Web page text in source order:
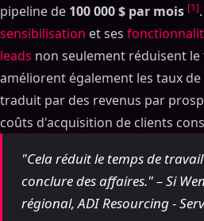
pipeline de 100 000 $ par mois [1]
sensibilisation et ses
leads non seulement réduisent
améliorent également les taux de
traduit par des revenus par
coûts d'acquisition de clients
"Cela réduit le temps de
conclure des affaires." – Si
régional, ADI Resourcing -